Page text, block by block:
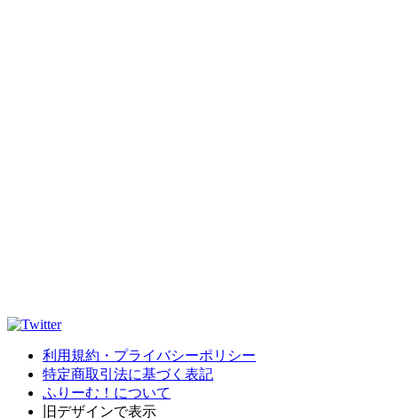
利用規約・プライバシーポリシー
特定商取引法に基づく表記
ふりーむ！について
旧デザインで表示